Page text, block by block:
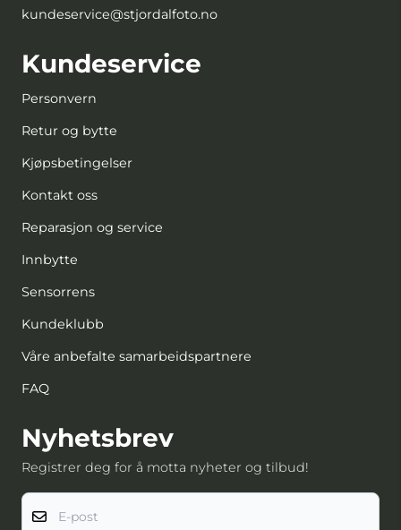
kundeservice@stjordalfoto.no
Kundeservice
Personvern
Retur og bytte
Kjøpsbetingelser
Kontakt oss
Reparasjon og service
Innbytte
Sensorrens
Kundeklubb
Våre anbefalte samarbeidspartnere
FAQ
Nyhetsbrev
Registrer deg for å motta nyheter og tilbud!
E-post